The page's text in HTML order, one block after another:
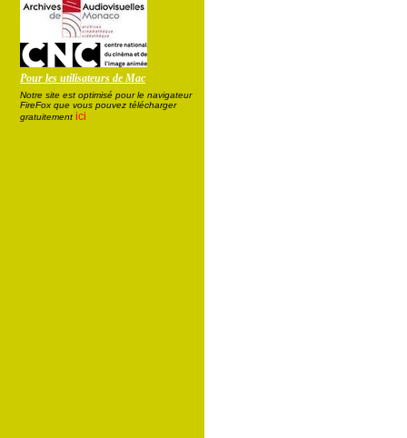
Pour les utilisateurs de Mac
Notre site est optimisé pour le navigateur
FireFox que vous pouvez télécharger
gratuitement ici